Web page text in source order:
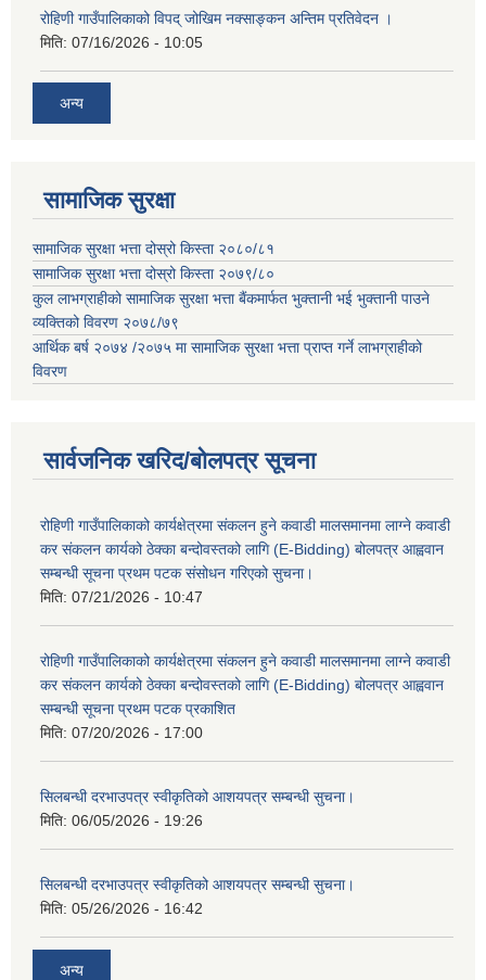
रोहिणी गाउँपालिकाको विपद् जोखिम नक्साङ्कन अन्तिम प्रतिवेदन ।
मिति: 07/16/2026 - 10:05
अन्य
सामाजिक सुरक्षा
सामाजिक सुरक्षा भत्ता दोस्रो किस्ता २०८०/८१
सामाजिक सुरक्षा भत्ता दोस्रो किस्ता २०७९/८०
कुल लाभग्राहीको सामाजिक सुरक्षा भत्ता बैंकमार्फत भुक्तानी भई भुक्तानी पाउने
व्यक्तिको विवरण २०७८/७९
आर्थिक बर्ष २०७४ /२०७५ मा सामाजिक सुरक्षा भत्ता प्राप्त गर्ने लाभग्राहीको
विवरण
सार्वजनिक खरिद/बोलपत्र सूचना
रोहिणी गाउँपालिकाको कार्यक्षेत्रमा संकलन हुने कवाडी मालसमानमा लाग्ने कवाडी
कर संकलन कार्यको ठेक्का बन्दोवस्तको लागि (E-Bidding) बोलपत्र आह्ववान
सम्बन्धी सूचना प्रथम पटक संसोधन गरिएको सुचना।
मिति: 07/21/2026 - 10:47
रोहिणी गाउँपालिकाको कार्यक्षेत्रमा संकलन हुने कवाडी मालसमानमा लाग्ने कवाडी
कर संकलन कार्यको ठेक्का बन्दोवस्तको लागि (E-Bidding) बोलपत्र आह्ववान
सम्बन्धी सूचना प्रथम पटक प्रकाशित
मिति: 07/20/2026 - 17:00
सिलबन्धी दरभाउपत्र स्वीकृतिको आशयपत्र सम्बन्धी सुचना।
मिति: 06/05/2026 - 19:26
सिलबन्धी दरभाउपत्र स्वीकृतिको आशयपत्र सम्बन्धी सुचना।
मिति: 05/26/2026 - 16:42
अन्य